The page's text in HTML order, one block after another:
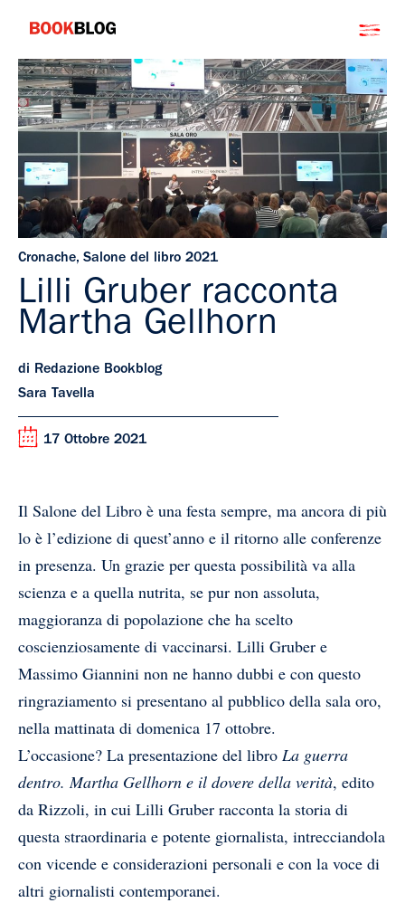
contenuto
Bookblog
Cronache, Salone del libro 2021
Lilli Gruber racconta
Martha Gellhorn
di Redazione Bookblog
Sara Tavella
17 Ottobre 2021
Il Salone del Libro è una festa sempre, ma ancora di più
lo è l’edizione di quest’anno e il ritorno alle conferenze
in presenza. Un grazie per questa possibilità va alla
scienza e a quella nutrita, se pur non assoluta,
maggioranza di popolazione che ha scelto
coscienziosamente di vaccinarsi. Lilli Gruber e
Massimo Giannini non ne hanno dubbi e con questo
ringraziamento si presentano al pubblico della sala oro,
nella mattinata di domenica 17 ottobre.
L’occasione? La presentazione del libro La guerra
dentro. Martha Gellhorn e il dovere della verità, edito
da Rizzoli, in cui Lilli Gruber racconta la storia di
questa straordinaria e potente giornalista, intrecciandola
con vicende e considerazioni personali e con la voce di
altri giornalisti contemporanei.